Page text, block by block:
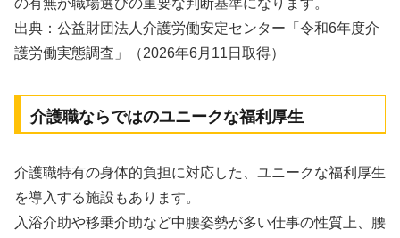
出典：公益財団法人介護労働安定センター「令和6年度介
護労働実態調査」（2026年6月11日取得）
介護職ならではのユニークな福利厚生
介護職特有の身体的負担に対応した、ユニークな福利厚生
を導入する施設もあります。
入浴介助や移乗介助など中腰姿勢が多い仕事の性質上、腰